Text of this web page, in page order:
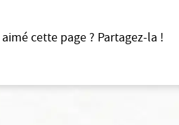
cette page ? Partagez-la !